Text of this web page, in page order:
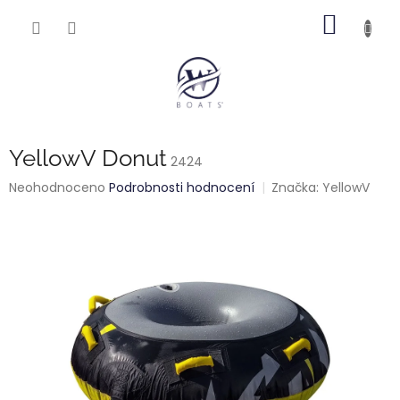
YellowV Donut 2424
Průměrné
Neohodnoceno Podrobnosti hodnocení Značka:YellowV